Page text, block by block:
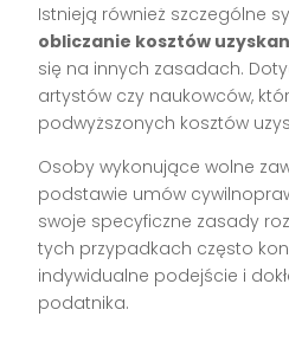
Istnieją również szczególne
obliczanie kosztów
się na innych zasadach.
artystów czy naukowców,
podwyższonych kosztów
Osoby wykonujące wolne
podstawie umów
swoje specyficzne zasady
tych przypadkach często
indywidualne podejście i
podatnika.